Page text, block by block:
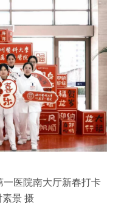
医院南大厅新春打卡
素景 摄